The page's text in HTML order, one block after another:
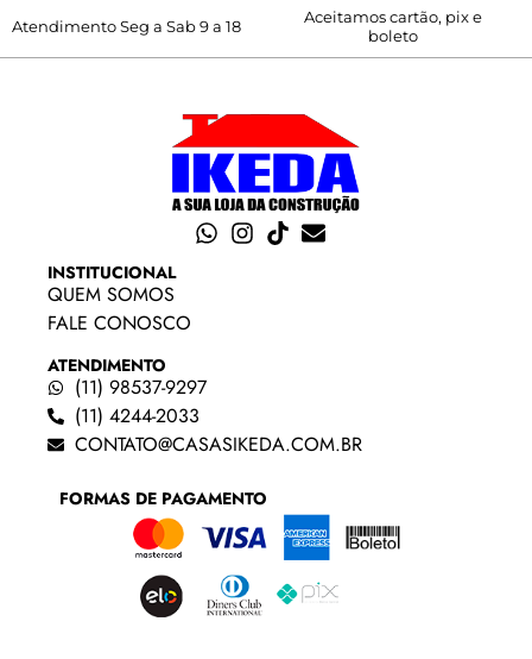
Atendimento Seg a Sab 9 a 18
Aceitamos cartão, pix e
boleto
INSTITUCIONAL
QUEM SOMOS
FALE CONOSCO
ATENDIMENTO
(11) 98537-9297
(11) 4244-2033
CONTATO@CASASIKEDA.COM.BR
FORMAS DE PAGAMENTO